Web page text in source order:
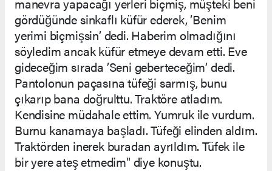
gördüğünde sinkaflı küfür ederek, ’Benim
yerimi biçmişsin’ dedi. Haberim olmadığını
söyledim ancak küfür etmeye devam etti. Eve
gideceğim sırada ’Seni geberteceğim’ dedi.
Pantolonun paçasına tüfeği sarmış, bunu
çıkarıp bana doğrulttu. Traktöre atladım.
Kendisine müdahale ettim. Yumruk ile vurdum.
Burnu kanamaya başladı. Tüfeği elinden aldım.
Traktörden inerek buradan ayrıldım. Tüfek ile
bir yere ateş etmedim" diye konuştu.